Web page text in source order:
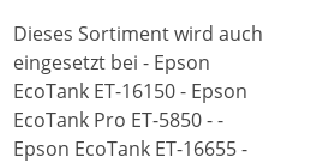
Dieses Sortiment wird auch
eingesetzt bei - Epson
EcoTank ET-16150 - Epson
EcoTank Pro ET-5850 - -
Epson EcoTank ET-16655 -